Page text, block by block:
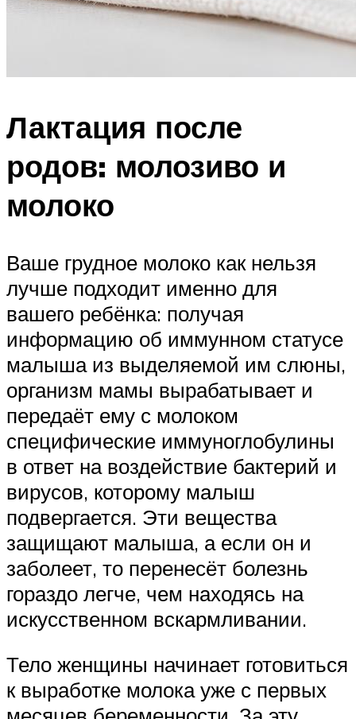
Лактация после
родов: молозиво и
молоко
Ваше грудное молоко как нельзя
лучше подходит именно для
вашего ребёнка: получая
информацию об иммунном статусе
малыша из выделяемой им слюны,
организм мамы вырабатывает и
передаёт ему с молоком
специфические иммуноглобулины
в ответ на воздействие бактерий и
вирусов, которому малыш
подвергается. Эти вещества
защищают малыша, а если он и
заболеет, то перенесёт болезнь
гораздо легче, чем находясь на
искусственном вскармливании.
Тело женщины начинает готовиться
к выработке молока уже с первых